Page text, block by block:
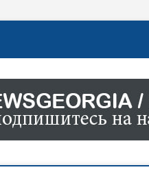
О СОБЫТИЯХ
ПОЛИТИКИ,